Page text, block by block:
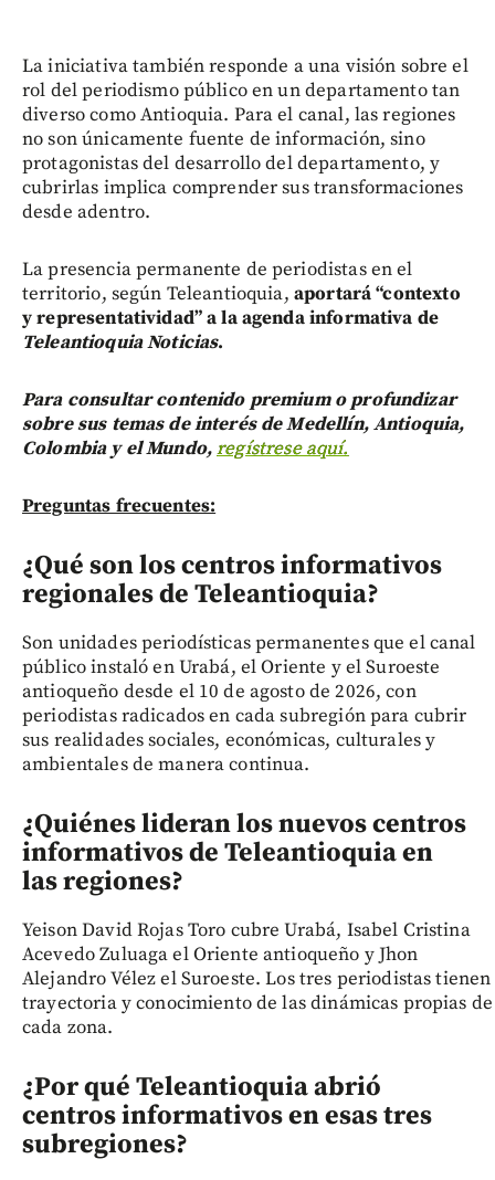
La iniciativa también responde a una visión sobre el
rol del periodismo público en un departamento tan
diverso como Antioquia. Para el canal, las regiones
no son únicamente fuente de información, sino
protagonistas del desarrollo del departamento, y
cubrirlas implica comprender sus transformaciones
desde adentro.
La presencia permanente de periodistas en el
territorio, según Teleantioquia, aportará “contexto
y representatividad” a la agenda informativa de
Teleantioquia Noticias.
Para consultar contenido premium o profundizar
sobre sus temas de interés de Medellín, Antioquia,
Colombia y el Mundo,regístrese aquí.
Preguntas frecuentes:
¿Qué son los centros informativos
regionales de Teleantioquia?
Son unidades periodísticas permanentes que el canal
público instaló en Urabá, el Oriente y el Suroeste
antioqueño desde el 10 de agosto de 2026, con
periodistas radicados en cada subregión para cubrir
sus realidades sociales, económicas, culturales y
ambientales de manera continua.
¿Quiénes lideran los nuevos centros
informativos de Teleantioquia en
las regiones?
Yeison David Rojas Toro cubre Urabá, Isabel Cristina
Acevedo Zuluaga el Oriente antioqueño y Jhon
Alejandro Vélez el Suroeste. Los tres periodistas tienen
trayectoria y conocimiento de las dinámicas propias de
cada zona.
¿Por qué Teleantioquia abrió
centros informativos en esas tres
subregiones?